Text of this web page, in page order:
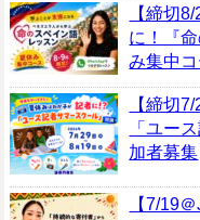
【締切
に！『
み集中
【締切
「ユー
加者募集
【7/19